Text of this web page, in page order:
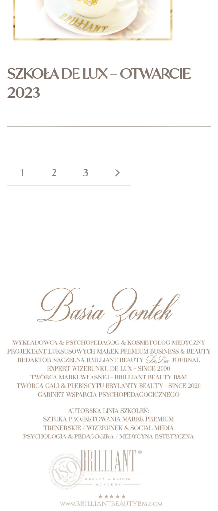
SZKOŁA DE LUX – OTWARCIE
2023
1 2 3